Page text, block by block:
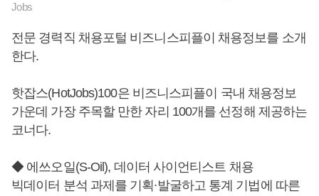
Jobs
전문 경력직 채용포털 비즈니스피플이 채용정보를 소개
한다.
핫잡스(HotJobs)100은 비즈니스피플이 국내 채용정보
가운데 가장 주목할 만한 자리 100개를 선정해 제공하는
코너다.
◆ 에쓰오일(S-Oil), 데이터 사이언티스트 채용
빅데이터 분석 과제를 기획∙발굴하고 통계 기법에 따른